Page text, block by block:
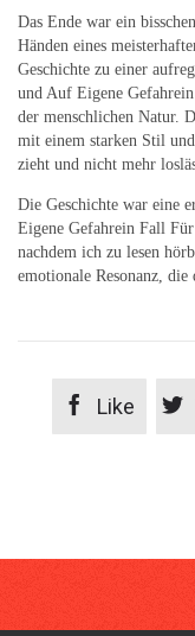
Das Ende war ein
Händen eines
Geschichte zu einer
und Auf Eigene
der menschlichen Natur.
mit einem starken Stil
zieht und nicht mehr
Die Geschichte war eine
Eigene Gefahrein Fall
nachdem ich zu lesen
emotionale Resonanz,
 Like 